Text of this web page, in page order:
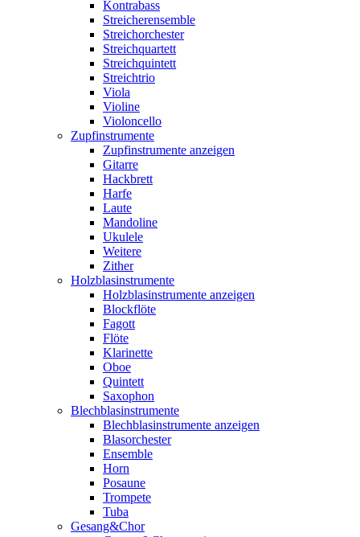
Kontrabass
Streicherensemble
Streichorchester
Streichquartett
Streichquintett
Streichtrio
Viola
Violine
Violoncello
Zupfinstrumente
Zupfinstrumente anzeigen
Gitarre
Hackbrett
Harfe
Laute
Mandoline
Ukulele
Weitere
Zither
Holzblasinstrumente
Holzblasinstrumente anzeigen
Blockflöte
Fagott
Flöte
Klarinette
Oboe
Quintett
Saxophon
Blechblasinstrumente
Blechblasinstrumente anzeigen
Blasorchester
Ensemble
Horn
Posaune
Trompete
Tuba
Gesang&Chor